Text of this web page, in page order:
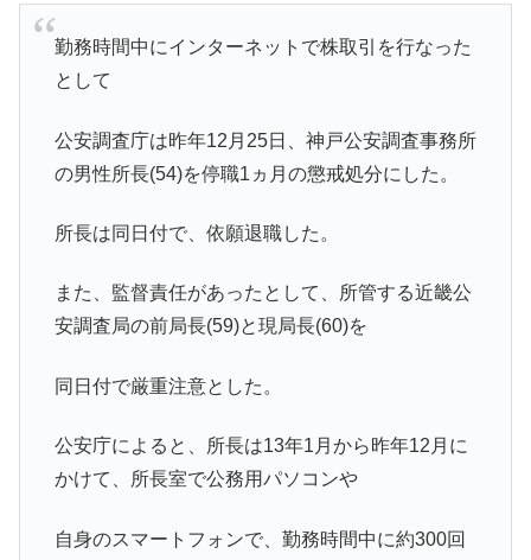
勤務時間中にインターネットで株取引を行なった
として
公安調査庁は昨年12月25日、神戸公安調査事務所
の男性所長(54)を停職1ヵ月の懲戒処分にした。
所長は同日付で、依願退職した。
また、監督責任があったとして、所管する近畿公
安調査局の前局長(59)と現局長(60)を
同日付で厳重注意とした。
公安庁によると、所長は13年1月から昨年12月に
かけて、所長室で公務用パソコンや
自身のスマートフォンで、勤務時間中に約300回